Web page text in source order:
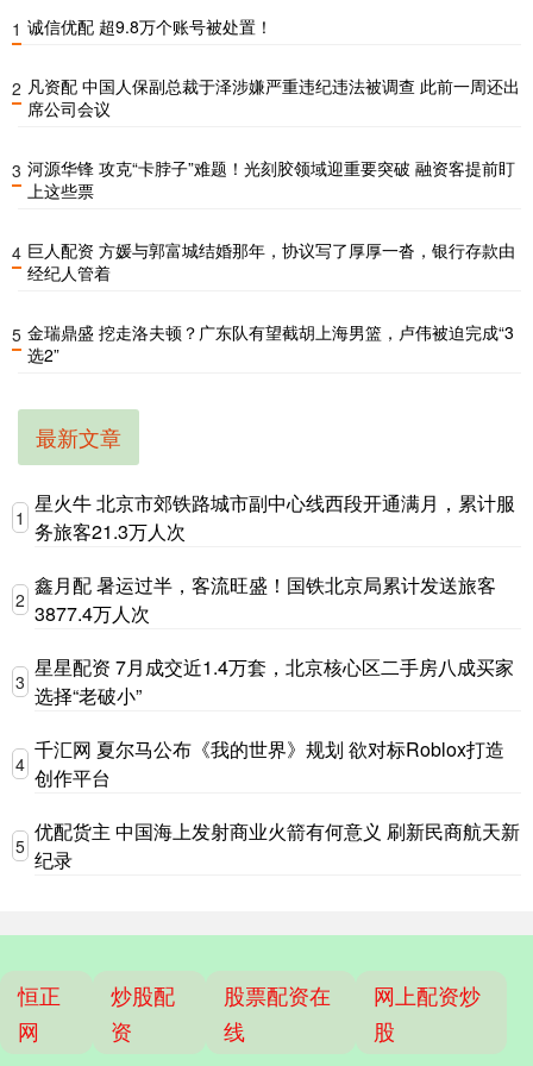
1 诚信优配 超9.8万个账号被处置！
2 凡资配 中国人保副总裁于泽涉嫌严重违纪违法被调查 此前一周还出
席公司会议
3 河源华锋 攻克“卡脖子”难题！光刻胶领域迎重要突破 融资客提前盯
上这些票
4 巨人配资 方媛与郭富城结婚那年，协议写了厚厚一沓，银行存款由
经纪人管着
5 金瑞鼎盛 挖走洛夫顿？广东队有望截胡上海男篮，卢伟被迫完成“3
选2”
最新文章
1
星火牛 北京市郊铁路城市副中心线西段开通满月，累计服
务旅客21.3万人次
2
鑫月配 暑运过半，客流旺盛！国铁北京局累计发送旅客
3877.4万人次
3
星星配资 7月成交近1.4万套，北京核心区二手房八成买家
选择“老破小”
4
千汇网 夏尔马公布《我的世界》规划 欲对标Roblox打造
创作平台
5
优配货主 中国海上发射商业火箭有何意义 刷新民商航天新
纪录
恒正
网
炒股配
资
股票配资在
线
网上配资炒
股